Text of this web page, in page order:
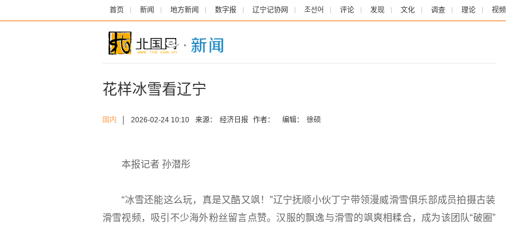
首页 新闻 地方新闻 数字报 辽宁记协网 조선어 评论 发现 文化 调查 理论 视频
花样冰雪看辽宁
国内 2026-02-24 10:10 来源： 经济日报 作者： 编辑： 徐硕
本报记者 孙潜彤
“冰雪还能这么玩，真是又酷又飒！”辽宁抚顺小伙丁宁带领漫威滑雪俱乐部成员拍摄古装
滑雪视频，吸引不少海外粉丝留言点赞。汉服的飘逸与滑雪的飒爽相糅合，成为该团队“破圈”